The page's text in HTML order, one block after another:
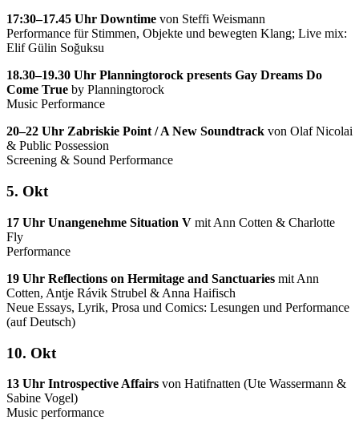
17:30–17.45 Uhr Downtime von Steffi Weismann
Performance für Stimmen, Objekte und bewegten Klang; Live mix:
Elif Gülin Soğuksu
18.30–19.30 Uhr Planningtorock presents Gay Dreams Do
Come True by Planningtorock
Music Performance
20–22 Uhr Zabriskie Point / A New Soundtrack von Olaf Nicolai
& Public Possession
Screening & Sound Performance
5. Okt
17 Uhr Unangenehme Situation V mit Ann Cotten & Charlotte
Fly
Performance
19 Uhr Reflections on Hermitage and Sanctuaries mit Ann
Cotten, Antje Rávik Strubel & Anna Haifisch
Neue Essays, Lyrik, Prosa und Comics: Lesungen und Performance
(auf Deutsch)
10. Okt
13 Uhr Introspective Affairs von Hatifnatten (Ute Wassermann &
Sabine Vogel)
Music performance